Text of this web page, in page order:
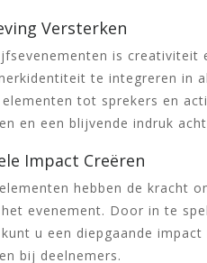
Versterken
is creativiteit
te integreren in
elementen tot sprekers en
en een blijvende indruk
Impact Creëren
hebben de kracht
evenement. Door in te
u een diepgaande
bij deelnemers.